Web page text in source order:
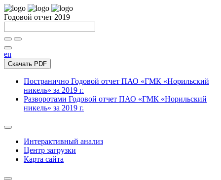
Годовой отчет 2019
en
Скачать PDF
Постранично Годовой отчет ПАО «ГМК «Норильский
никель» за 2019 г.
Разворотами Годовой отчет ПАО «ГМК «Норильский
никель» за 2019 г.
Интерактивный анализ
Центр загрузки
Карта сайта